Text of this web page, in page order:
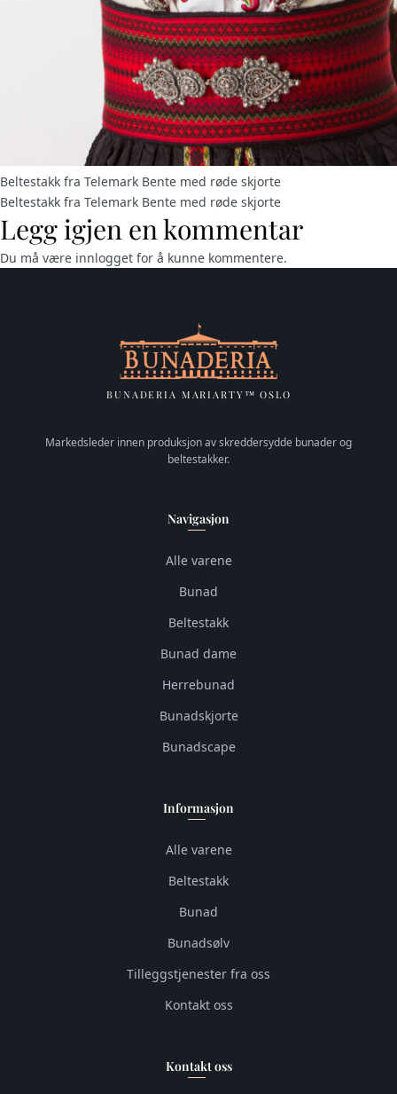
Beltestakk fra Telemark Bente med røde skjorte
Beltestakk fra Telemark Bente med røde skjorte
Legg igjen en kommentar
Du må være innlogget for å kunne kommentere.
BUNADERIA MARIARTY™ OSLO
Markedsleder innen produksjon av skreddersydde bunader og
beltestakker.
Navigasjon
Alle varene
Bunad
Beltestakk
Bunad dame
Herrebunad
Bunadskjorte
Bunadscape
Informasjon
Alle varene
Beltestakk
Bunad
Bunadsølv
Tilleggstjenester fra oss
Kontakt oss
Kontakt oss